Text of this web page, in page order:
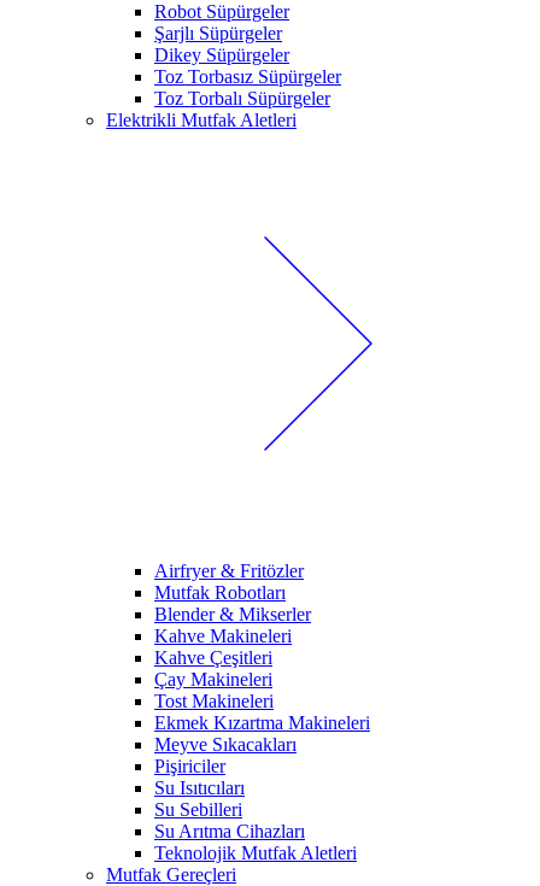
Robot Süpürgeler
Şarjlı Süpürgeler
Dikey Süpürgeler
Toz Torbasız Süpürgeler
Toz Torbalı Süpürgeler
Elektrikli Mutfak Aletleri
Airfryer & Fritözler
Mutfak Robotları
Blender & Mikserler
Kahve Makineleri
Kahve Çeşitleri
Çay Makineleri
Tost Makineleri
Ekmek Kızartma Makineleri
Meyve Sıkacakları
Pişiriciler
Su Isıtıcıları
Su Sebilleri
Su Arıtma Cihazları
Teknolojik Mutfak Aletleri
Mutfak Gereçleri